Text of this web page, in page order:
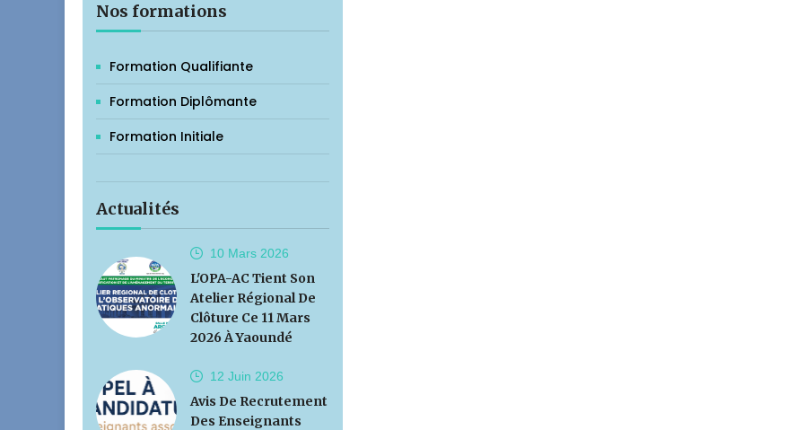
Nos formations
Formation Qualifiante
Formation Diplômante
Formation Initiale
Actualités
10 Mars 2026
L'OPA-AC Tient Son
Atelier Régional De
Clôture Ce 11 Mars
2026 À Yaoundé
12 Juin 2026
Avis De Recrutement
Des Enseignants